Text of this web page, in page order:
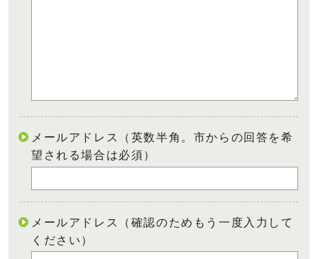
メールアドレス（英数半角。市からの回答を希
望される場合は必須）
メールアドレス（確認のためもう一度入力して
ください）